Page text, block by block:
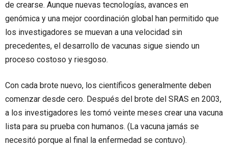
de crearse. Aunque nuevas tecnologías, avances en
genómica y una mejor coordinación global han permitido que
los investigadores se muevan a una velocidad sin
precedentes, el desarrollo de vacunas sigue siendo un
proceso costoso y riesgoso.
Con cada brote nuevo, los científicos generalmente deben
comenzar desde cero. Después del brote del SRAS en 2003,
a los investigadores les tomó veinte meses crear una vacuna
lista para su prueba con humanos. (La vacuna jamás se
necesitó porque al final la enfermedad se contuvo).